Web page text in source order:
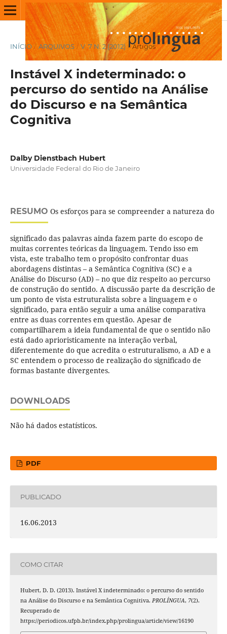
INÍCIO / ARQUIVOS / V. 7 N. 2 (2012) / Artigos
Instável X indeterminado: o
percurso do sentido na Análise
do Discurso e na Semântica
Cognitiva
Dalby Dienstbach Hubert
Universidade Federal do Rio de Janeiro
RESUMO Os esforços para se compreender a natureza do
significado das palavras ainda fazem parte do escopo de
muitas correntes teóricas da linguagem. Tendo isso em
vista, este trabalho tem o propósito confrontar duas
abordagens distintas – a Semântica Cognitiva (SC) e a
Análise do Discurso (AD) – no que diz respeito ao percurso
de construção do sentido. A discussão parte da descrição de
um ponto de vista estruturalista sobre a linguagem e o
significado, para então seguir a uma análise comparativa
entre as duas correntes em questão. Apesar de
compartilharem a ideia fundamental de que o sentido não
está dado aprioristicamente na interação verbal,
diferentemente do que acredita o estruturalismo, a AD e a
SC entendem o processo de realização do significado de
formas bastante divergentes.
DOWNLOADS
Não há dados estatísticos.
PDF
PUBLICADO
16.06.2013
COMO CITAR
Hubert, D. D. (2013). Instável X indeterminado: o percurso do sentido
na Análise do Discurso e na Semântica Cognitiva. PROLÍNGUA, 7(2).
Recuperado de
https://periodicos.ufpb.br/index.php/prolingua/article/view/16190